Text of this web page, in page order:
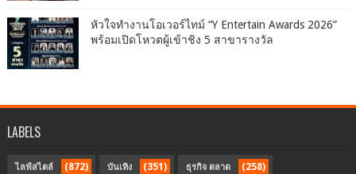
หัวใจทำงานโอเวอร์ไทม์ “Y Entertain Awards 2026”
พร้อมเปิดโหวตผู้เข้าชิง 5 สาขารางวัล
LABELS
ไลฟ์สไตล์ (872) บันเทิง (351) ธุรกิจ ตลาด (258)